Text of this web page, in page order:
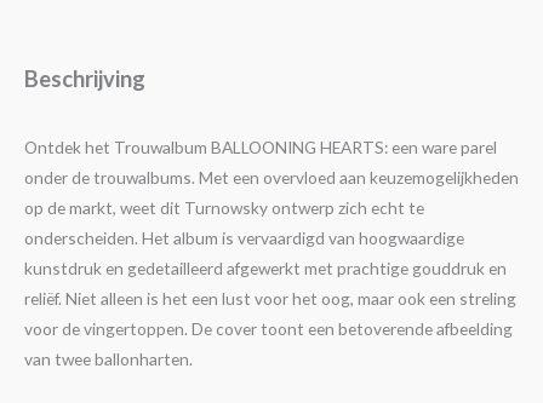
Beschrijving
Ontdek het Trouwalbum BALLOONING HEARTS: een ware parel
onder de trouwalbums. Met een overvloed aan keuzemogelijkheden
op de markt, weet dit Turnowsky ontwerp zich echt te
onderscheiden. Het album is vervaardigd van hoogwaardige
kunstdruk en gedetailleerd afgewerkt met prachtige gouddruk en
reliëf. Niet alleen is het een lust voor het oog, maar ook een streling
voor de vingertoppen. De cover toont een betoverende afbeelding
van twee ballonharten.